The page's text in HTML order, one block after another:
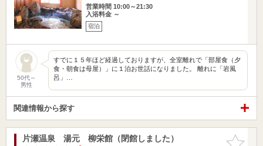
営業時間 10:00～21:30
入浴料金 ～
宿泊
50代～
男性
すでに１５年ほど経過しておりますが、全室離れで「部屋食（夕
食・朝食は母屋）」に１泊お世話になりました。 離れに「岩風
呂」…
関連情報から探す
お気に入
片瀬温泉 湯元 柳栄館（閉館しました）